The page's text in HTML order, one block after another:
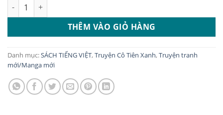
Cô Tiên Xanh-Tìm Ra Kho Báu số lượng
THÊM VÀO GIỎ HÀNG
Danh mục:SÁCH TIẾNG VIỆT,Truyện Cô Tiên Xanh,Truyện tranh
mới/Manga mới